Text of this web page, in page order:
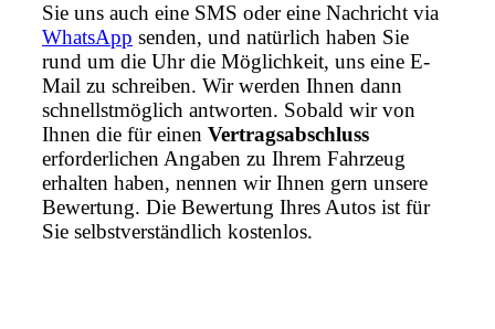
Sie uns auch eine SMS oder eine Nachricht via
WhatsApp senden, und natürlich haben Sie
rund um die Uhr die Möglichkeit, uns eine E-
Mail zu schreiben. Wir werden Ihnen dann
schnellstmöglich antworten. Sobald wir von
Ihnen die für einen Vertragsabschluss
erforderlichen Angaben zu Ihrem Fahrzeug
erhalten haben, nennen wir Ihnen gern unsere
Bewertung. Die Bewertung Ihres Autos ist für
Sie selbstverständlich kostenlos.